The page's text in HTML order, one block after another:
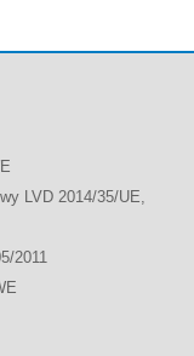
LVD 2014/35/UE,
2011